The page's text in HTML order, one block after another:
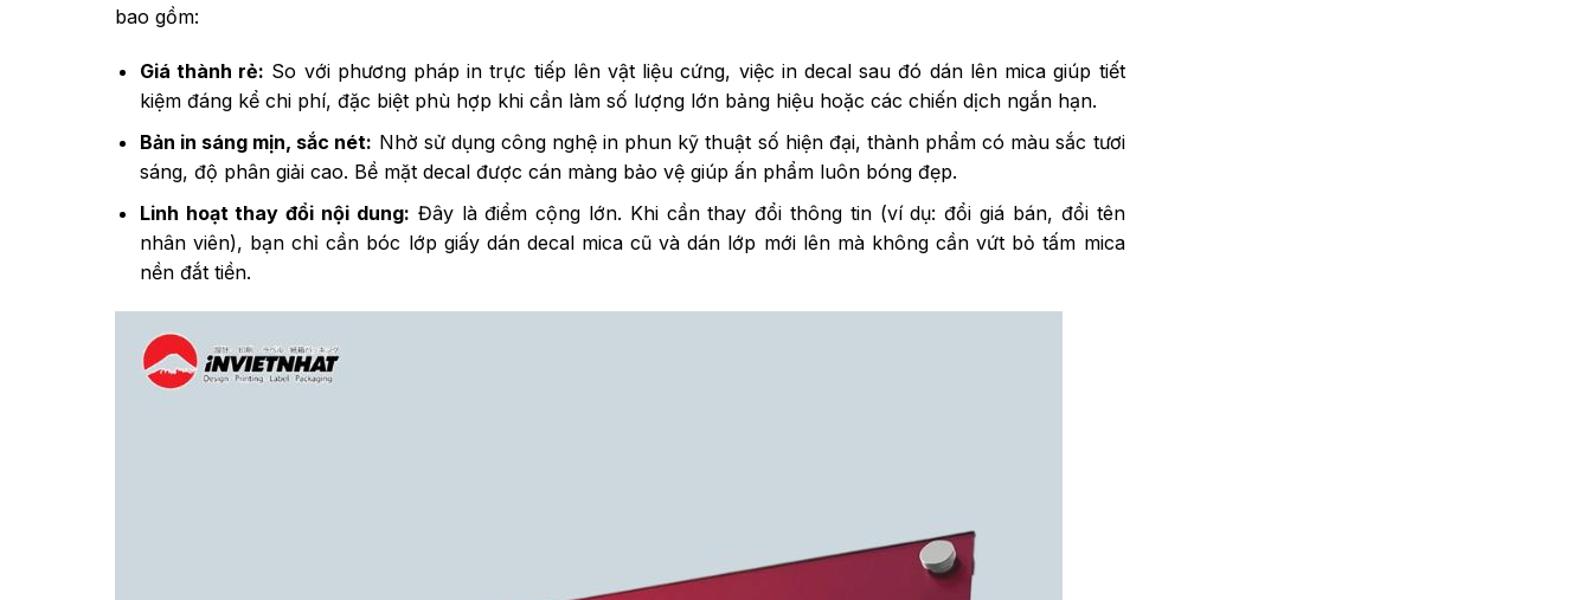
bao gồm:
Giá thành rẻ: So với phương pháp in trực tiếp lên vật liệu cứng, việc in decal sau đó dán lên mica giúp tiết
kiệm đáng kể chi phí, đặc biệt phù hợp khi cần làm số lượng lớn bảng hiệu hoặc các chiến dịch ngắn hạn.
Bản in sáng mịn, sắc nét: Nhờ sử dụng công nghệ in phun kỹ thuật số hiện đại, thành phẩm có màu sắc tươi
sáng, độ phân giải cao. Bề mặt decal được cán màng bảo vệ giúp ấn phẩm luôn bóng đẹp.
Linh hoạt thay đổi nội dung: Đây là điểm cộng lớn. Khi cần thay đổi thông tin (ví dụ: đổi giá bán, đổi tên
nhân viên), bạn chỉ cần bóc lớp giấy dán decal mica cũ và dán lớp mới lên mà không cần vứt bỏ tấm mica
nền đắt tiền.